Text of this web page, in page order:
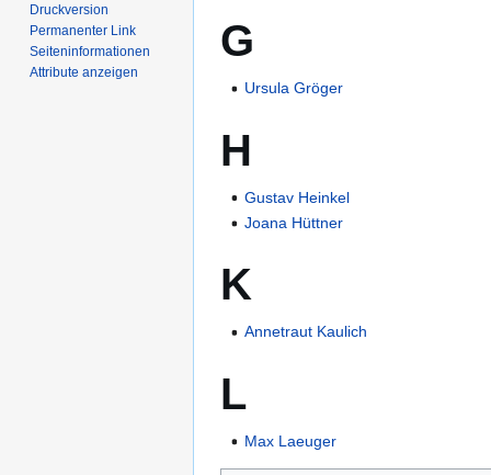
G
Ursula Gröger
H
Gustav Heinkel
Joana Hüttner
K
Annetraut Kaulich
L
Max Laeuger
Druckversion
Permanenter Link
Seiten­­informationen
Attribute anzeigen